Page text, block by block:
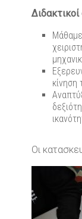
κίνηση
Οι